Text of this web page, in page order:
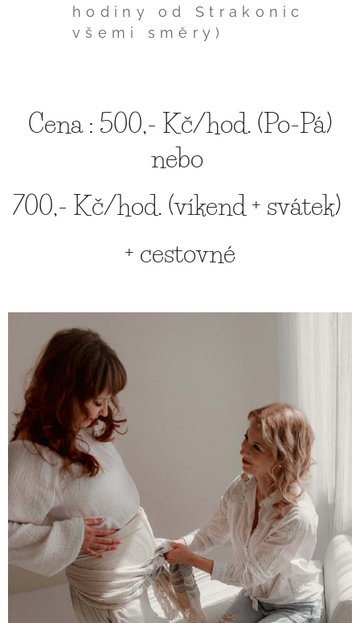
hodiny od Strakonic
všemi směry)
Cena : 500,- Kč/hod. (Po-Pá)
nebo
700,- Kč/hod. (víkend + svátek)
+ cestovné